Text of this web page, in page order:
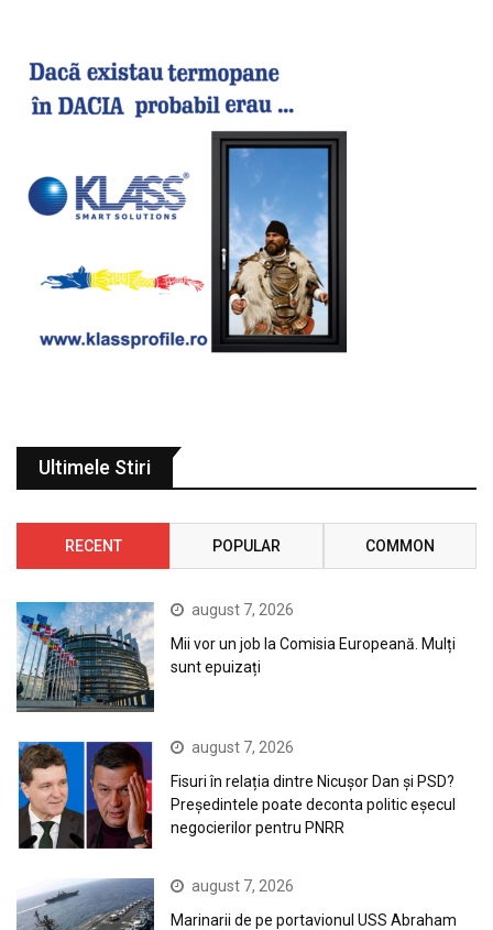
Ultimele Stiri
RECENT POPULAR COMMON
august 7, 2026
Mii vor un job la Comisia Europeană. Mulți
sunt epuizați
august 7, 2026
Fisuri în relația dintre Nicușor Dan și PSD?
Președintele poate deconta politic eșecul
negocierilor pentru PNRR
august 7, 2026
Marinarii de pe portavionul USS Abraham